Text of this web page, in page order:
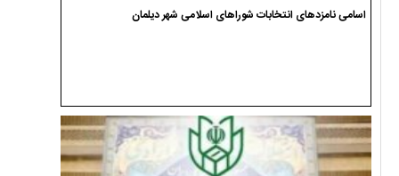
اسامی نامزدهای انتخابات شوراهای اسلامی شهر دیلمان